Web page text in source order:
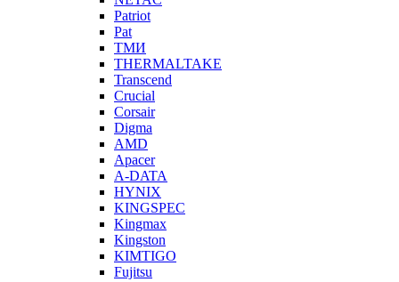
Patriot
Pat
ТМИ
THERMALTAKE
Transcend
Crucial
Corsair
Digma
AMD
Apacer
A-DATA
HYNIX
KINGSPEC
Kingmax
Kingston
KIMTIGO
Fujitsu